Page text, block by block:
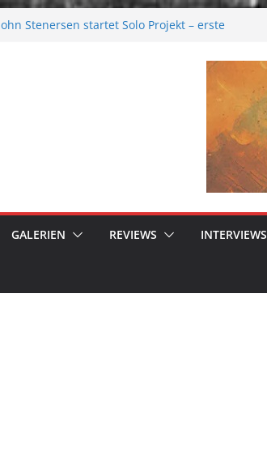
Stenersen startet Solo Projekt – erste
GALERIEN REVIEWS INTERVIEWS